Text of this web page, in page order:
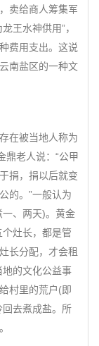
卖给商人筹集军
王水神供用”，
费用支出。这说
南盐区的一种文
在被当地人称为
鼎老人说：“公甲
捐，捐以后就变
的。”一般认为
、两天)。黄金
灶长，都是管
长分配，才会租
地的文化公益事
村里的荒户(即
去煮成盐。所